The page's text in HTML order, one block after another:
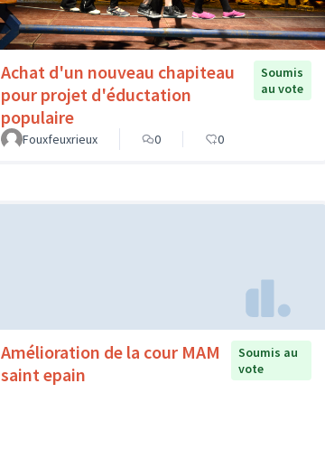
Achat d'un nouveau chapiteau
pour projet d'éductation
populaire
Soumis
au vote
Fouxfeuxrieux 0 0
Amélioration de la cour MAM
saint epain
Soumis au
vote